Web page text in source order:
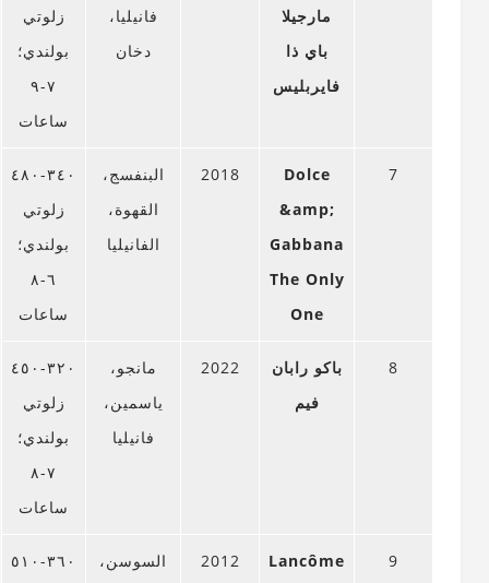
مارجيلا
باي ذا
فايربليس
فانيليا،
دخان
زلوتي
بولندي؛
٧-٩
ساعات
7
Dolce
&amp;
Gabbana
The Only
One
2018
البنفسج،
القهوة،
الفانيليا
٣٤٠-٤٨٠
زلوتي
بولندي؛
٦-٨
ساعات
8
باكو رابان
فيم
2022
مانجو،
ياسمين،
فانيليا
٣٢٠-٤٥٠
زلوتي
بولندي؛
٧-٨
ساعات
9
Lancôme
2012
السوسن،
٣٦٠-٥١٠